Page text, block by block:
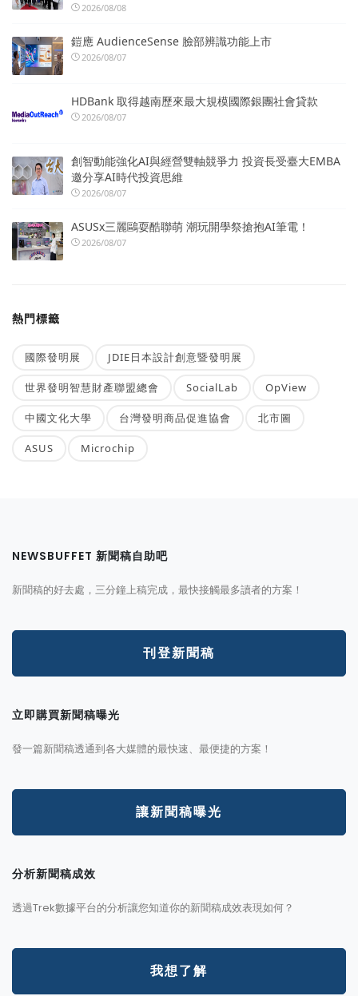
2026/08/08
鎧應 AudienceSense 臉部辨識功能上市
2026/08/07
HDBank 取得越南歷來最大規模國際銀團社會貸款
2026/08/07
創智動能強化AI與經營雙軸競爭力 投資長受臺大EMBA
邀分享AI時代投資思維
2026/08/07
ASUSx三麗鷗耍酷聯萌 潮玩開學祭搶抱AI筆電！
2026/08/07
熱門標籤
國際發明展 JDIE日本設計創意暨發明展
世界發明智慧財產聯盟總會 SocialLab OpView
中國文化大學 台灣發明商品促進協會 北市圖
ASUS Microchip
NEWSBUFFET 新聞稿自助吧
新聞稿的好去處，三分鐘上稿完成，最快接觸最多讀者的方案！
刊登新聞稿
立即購買新聞稿曝光
發一篇新聞稿透通到各大媒體的最快速、最便捷的方案！
讓新聞稿曝光
分析新聞稿成效
透過Trek數據平台的分析讓您知道你的新聞稿成效表現如何？
我想了解